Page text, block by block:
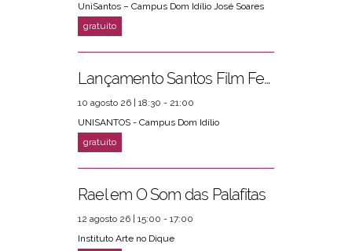
UniSantos – Campus Dom Idílio José Soares
Lançamento Santos Film Fest
10 agosto 26 | 18:30 - 21:00
UNISANTOS - Campus Dom Idílio
Rael em O Som das Palafitas
12 agosto 26 | 15:00 - 17:00
Instituto Arte no Dique